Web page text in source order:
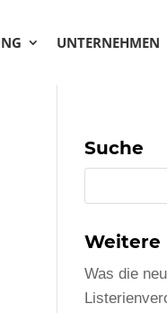
UNTERNEHMEN
Suche
Weitere
Was die